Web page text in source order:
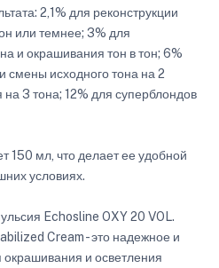
2,1% для реконструкции
или темнее; 3% для
и окрашивания тон в тон; 6%
смены исходного тона на 2
3 тона; 12% для суперблондов
150 мл, что делает ее удобной
условиях.
Echosline OXY 20 VOL.
Cream - это надежное и
и осветления